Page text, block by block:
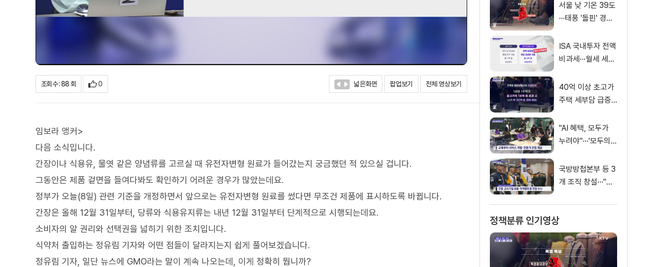
조회수 : 88 회 0 넓은화면 팝업보기 전체 영상보기
임보라 앵커>
다음 소식입니다.
간장이나 식용유, 물엿 같은 양념류를 고르실 때 유전자변형 원료가 들어갔는지 궁금했던 적 있으실 겁니다.
그동안은 제품 겉면을 들여다봐도 확인하기 어려운 경우가 많았는데요.
정부가 오늘(8일) 관련 기준을 개정하면서 앞으로는 유전자변형 원료를 썼다면 무조건 제품에 표시하도록 바뀝니다.
간장은 올해 12월 31일부터, 당류와 식용유지류는 내년 12월 31일부터 단계적으로 시행되는데요.
소비자의 알 권리와 선택권을 넓히기 위한 조치입니다.
식약처 출입하는 정유림 기자와 어떤 점들이 달라지는지 쉽게 풀어보겠습니다.
정유림 기자, 일단 뉴스에 GMO라는 말이 계속 나오는데, 이게 정확히 뭡니까?
서울 낮 기온 39도
···태풍 '돌핀' 경로
ISA 국내투자 전액
비과세···월세 세액
40억 이상 초고가
주택 세부담 급증···
화
"AI 혜택, 모두가
누려야"···'모두의
범
국방방첩본부 등 3
개 조직 창설···"어
정책분류 인기영상